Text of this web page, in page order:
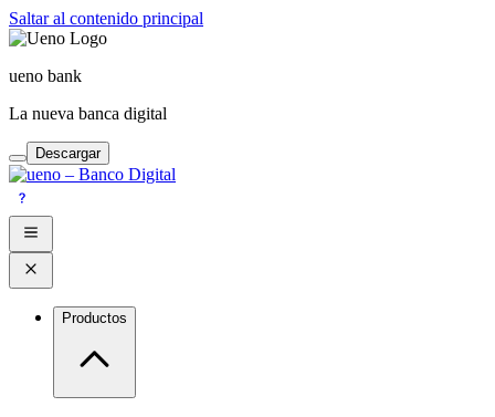
Saltar al contenido principal
ueno bank
La nueva banca digital
Descargar
Productos